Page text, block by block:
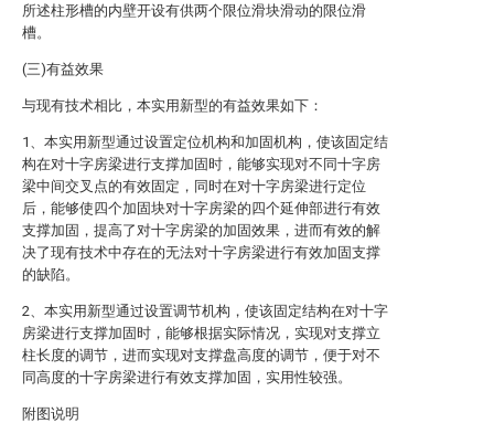
所述柱形槽的内壁开设有供两个限位滑块滑动的限位滑
槽。
(三)有益效果
与现有技术相比，本实用新型的有益效果如下：
1、本实用新型通过设置定位机构和加固机构，使该固定结
构在对十字房梁进行支撑加固时，能够实现对不同十字房
梁中间交叉点的有效固定，同时在对十字房梁进行定位
后，能够使四个加固块对十字房梁的四个延伸部进行有效
支撑加固，提高了对十字房梁的加固效果，进而有效的解
决了现有技术中存在的无法对十字房梁进行有效加固支撑
的缺陷。
2、本实用新型通过设置调节机构，使该固定结构在对十字
房梁进行支撑加固时，能够根据实际情况，实现对支撑立
柱长度的调节，进而实现对支撑盘高度的调节，便于对不
同高度的十字房梁进行有效支撑加固，实用性较强。
附图说明